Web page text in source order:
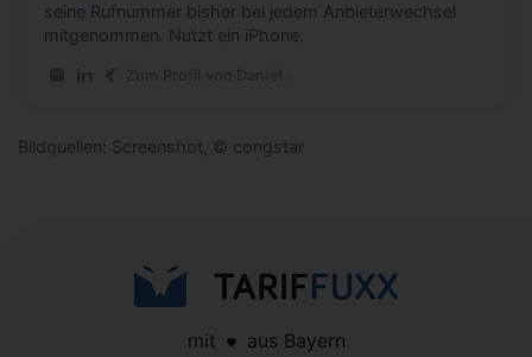
seine Rufnummer bisher bei jedem Anbieterwechsel
mitgenommen. Nutzt ein iPhone.
Bildquellen: Screenshot, © congstar
mit aus Bayern